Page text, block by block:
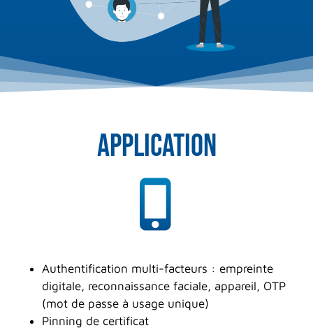
APPLICATION
Authentification multi-facteurs : empreinte
digitale, reconnaissance faciale, appareil, OTP
(mot de passe à usage unique)
Pinning de certificat